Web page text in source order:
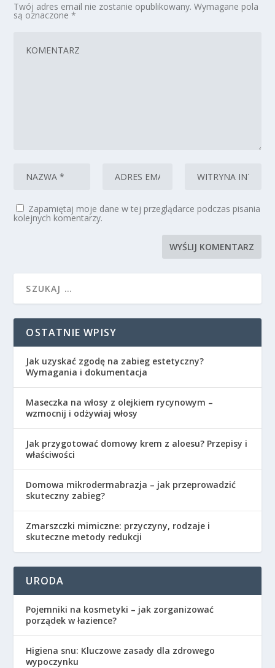
Twój adres email nie zostanie opublikowany. Wymagane pola
są oznaczone*
Zapamiętaj moje dane w tej przeglądarce podczas pisania
kolejnych komentarzy.
OSTATNIE WPISY
Jak uzyskać zgodę na zabieg estetyczny?
Wymagania i dokumentacja
Maseczka na włosy z olejkiem rycynowym –
wzmocnij i odżywiaj włosy
Jak przygotować domowy krem z aloesu? Przepisy i
właściwości
Domowa mikrodermabrazja – jak przeprowadzić
skuteczny zabieg?
Zmarszczki mimiczne: przyczyny, rodzaje i
skuteczne metody redukcji
URODA
Pojemniki na kosmetyki – jak zorganizować
porządek w łazience?
Higiena snu: Kluczowe zasady dla zdrowego
wypoczynku